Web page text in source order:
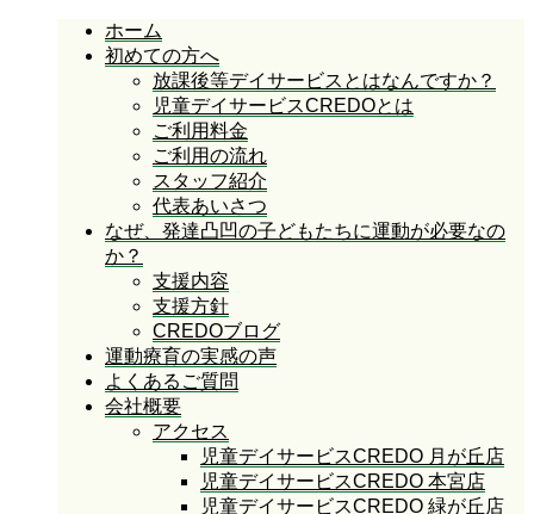
ホーム
初めての方へ
放課後等デイサービスとはなんですか？
児童デイサービスCREDOとは
ご利用料金
ご利用の流れ
スタッフ紹介
代表あいさつ
なぜ、発達凸凹の子どもたちに運動が必要なの
か？
支援内容
支援方針
CREDOブログ
運動療育の実感の声
よくあるご質問
会社概要
アクセス
児童デイサービスCREDO 月が丘店
児童デイサービスCREDO 本宮店
児童デイサービスCREDO 緑が丘店